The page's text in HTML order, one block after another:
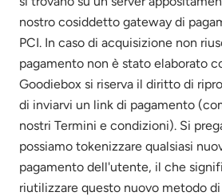
nostro cosiddetto gateway di
PCI. In caso di acquisizione non
pagamento non è stato elaborato
Goodiebox si riserva il diritto di
di inviarvi un link di pagamento
nostri Termini e condizioni). Si
possiamo tokenizzare qualsiasi
pagamento dell'utente, il che
riutilizzare questo nuovo metodo